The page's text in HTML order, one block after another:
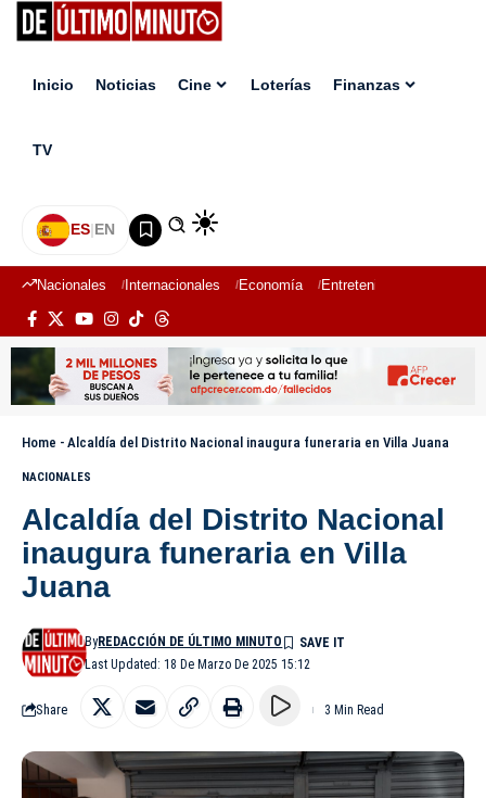
Inicio Noticias Cine Loterías Finanzas
TV
ES|EN
Nacionales Internacionales Economía Entretenimiento
Home - Alcaldía del Distrito Nacional inaugura funeraria en Villa Juana
NACIONALES
Alcaldía del Distrito Nacional
inaugura funeraria en Villa
Juana
Last Updated: 18 De Marzo De 2025 15:12
ByREDACCIÓN DE ÚLTIMO MINUTO
Share 3 Min Read